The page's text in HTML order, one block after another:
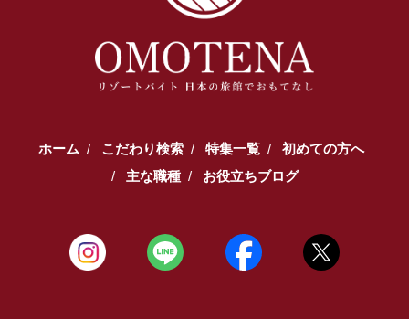
ホーム こだわり検索 特集一覧
初めての方へ
主な職種
お役立ちブログ